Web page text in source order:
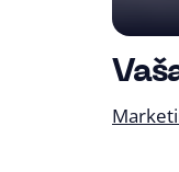
o